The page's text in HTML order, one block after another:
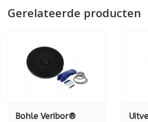
Gerelateerde producten
Bohle Veribor®